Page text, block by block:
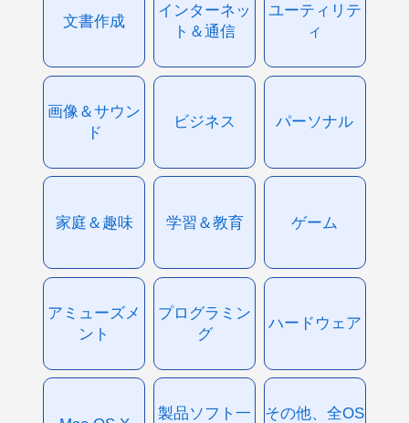
文書作成
インターネッ
ト＆通信
ユーティリテ
ィ
画像＆サウン
ド
ビジネス パーソナル
家庭＆趣味 学習＆教育 ゲーム
アミューズメ
ント
プログラミン
グ
ハードウェア
製品ソフト一
その他、全OS